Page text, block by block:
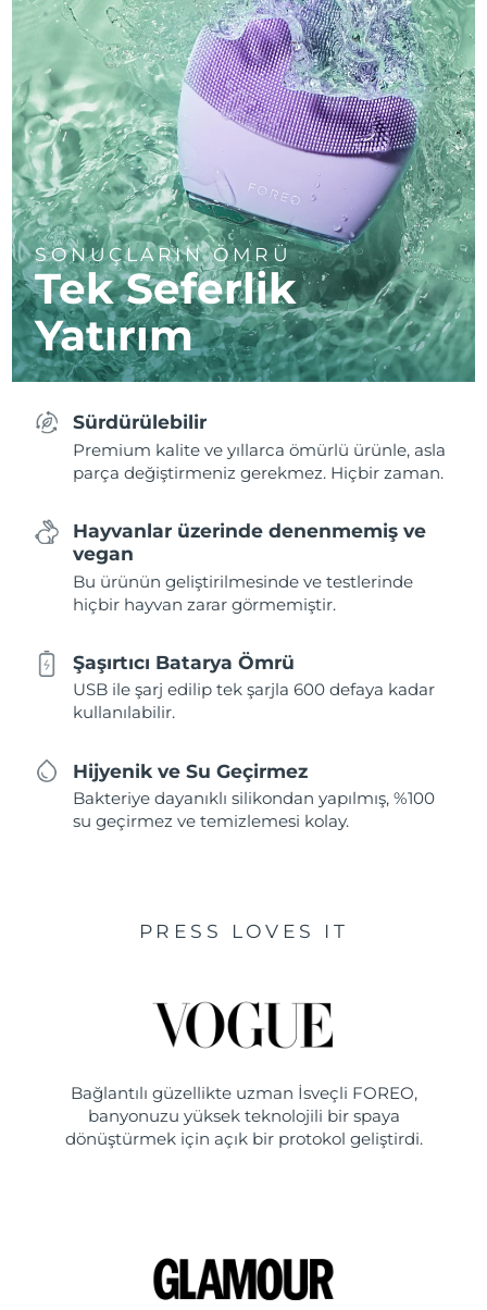
SONUÇLARIN ÖMRÜ
Tek Seferlik
Yatırım
Sürdürülebilir
Premium kalite ve yıllarca ömürlü ürünle, asla
parça değiştirmeniz gerekmez. Hiçbir zaman.
Hayvanlar üzerinde denenmemiş ve
vegan
Bu ürünün geliştirilmesinde ve testlerinde
hiçbir hayvan zarar görmemiştir.
Şaşırtıcı Batarya Ömrü
USB ile şarj edilip tek şarjla 600 defaya kadar
kullanılabilir.
Hijyenik ve Su Geçirmez
Bakteriye dayanıklı silikondan yapılmış, %100
su geçirmez ve temizlemesi kolay.
PRESS LOVES IT
Bağlantılı güzellikte uzman İsveçli FOREO,
banyonuzu yüksek teknolojili bir spaya
dönüştürmek için açık bir protokol geliştirdi.